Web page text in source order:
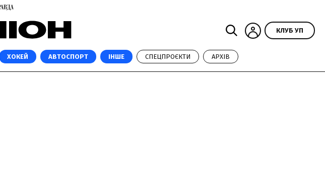
КЛУБ УП
ХОКЕЙ АВТОСПОРТ ІНШЕ СПЕЦПРОЄКТИ АРХІВ